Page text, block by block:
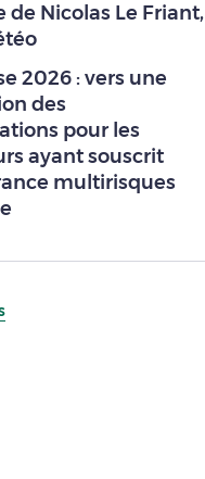
de Nicolas Le Friant,
2026 : vers une
des
pour les
ayant souscrit
multirisques